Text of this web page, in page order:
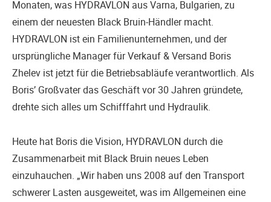
Monaten, was HYDRAVLON aus Varna, Bulgarien, zu
einem der neuesten Black Bruin-Händler macht.
HYDRAVLON ist ein Familienunternehmen, und der
ursprüngliche Manager für Verkauf & Versand Boris
Zhelev ist jetzt für die Betriebsabläufe verantwortlich. Als
Boris’ Großvater das Geschäft vor 30 Jahren gründete,
drehte sich alles um Schifffahrt und Hydraulik.
Heute hat Boris die Vision, HYDRAVLON durch die
Zusammenarbeit mit Black Bruin neues Leben
einzuhauchen. „Wir haben uns 2008 auf den Transport
schwerer Lasten ausgeweitet, was im Allgemeinen eine